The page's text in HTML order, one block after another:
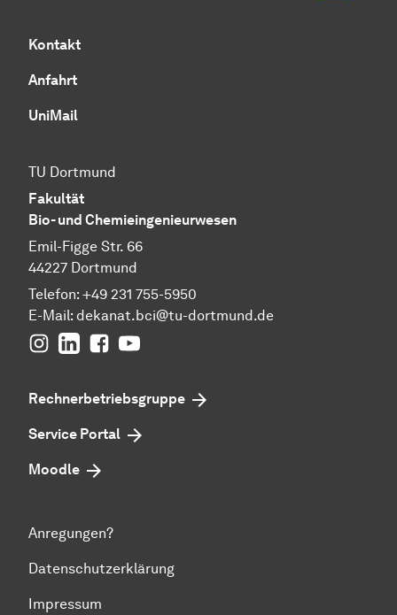
Kontakt
Anfahrt
UniMail
TU Dortmund
Fakultät
Bio- und Chemieingenieurwesen
Emil-Figge Str. 66
44227 Dortmund
Telefon: +49 231 755-5950
E-Mail: dekanat.bci@tu-dortmund.de
Instagram
LinkedinFacebook
youtube
Rechnerbetriebsgruppe
Service Portal
Moodle
Anregungen?
Datenschutzerklärung
Impressum